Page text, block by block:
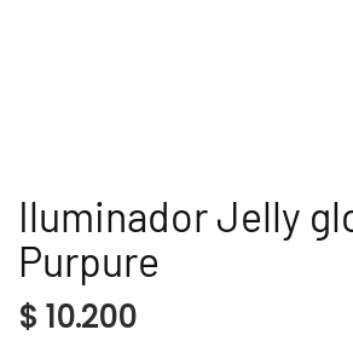
Iluminador Jelly
Purpure
$ 10.200